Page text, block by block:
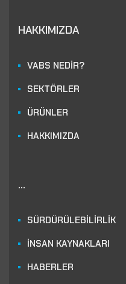
HAKKIMIZDA
VABS NEDİR?
SEKTÖRLER
ÜRÜNLER
HAKKIMIZDA
...
SÜRDÜRÜLEBİLİRLİK
İNSAN KAYNAKLARI
HABERLER